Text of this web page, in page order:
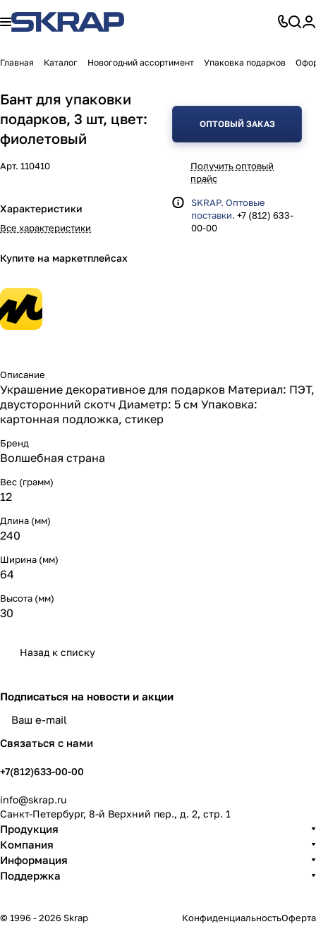
Главная Каталог Новогодний ассортимент Упаковка подарков
Бант для упаковки
подарков, 3 шт, цвет:
фиолетовый
Арт. 110410
Характеристики
Все характеристики
Купите на маркетплейсах
ОПТОВЫЙ ЗАКАЗ
Получить оптовый
прайс
SKRAP. Оптовые
поставки. +7 (812) 633-
00-00
Описание
Украшение декоративное для подарков Материал: ПЭТ,
двусторонний скотч Диаметр: 5 см Упаковка:
картонная подложка, стикер
Бренд
Волшебная страна
Вес (грамм)
12
Длина (мм)
240
Ширина (мм)
64
Высота (мм)
30
Назад к списку
Подписаться на новости и акции
Связаться с нами
+7(812)633-00-00
info@skrap.ru
Санкт-Петербург, 8-й Верхний пер., д. 2, стр. 1
Продукция
Компания
Информация
Поддержка
© 1996 - 2026 Skrap КонфиденциальностьОферта